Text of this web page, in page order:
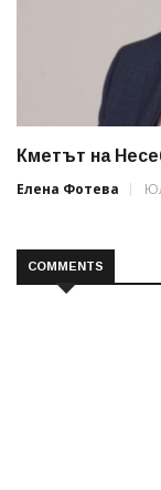
Кметът на
Елена Фотева
COMMENTS